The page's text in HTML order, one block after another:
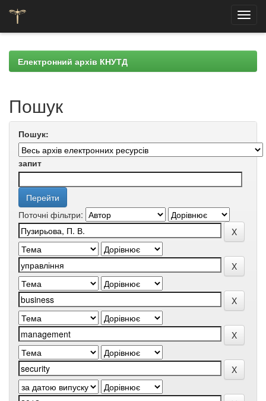
navigationЕлектронний архів КНУТД
Пошук
Пошук:
запит
Поточні фільтри: